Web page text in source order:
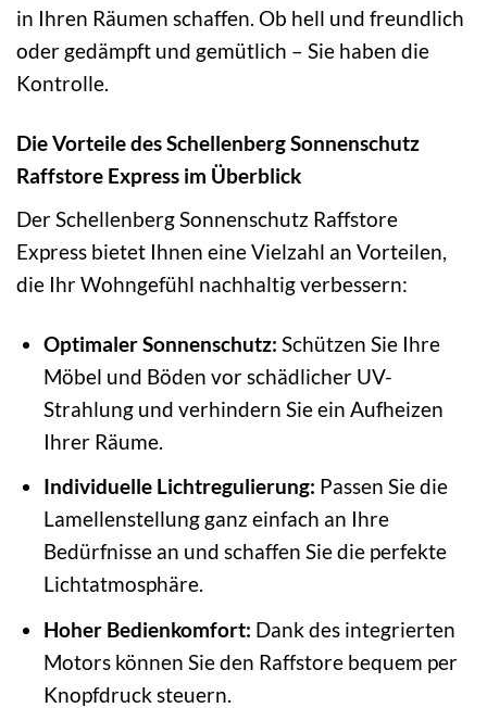
in Ihren Räumen schaffen. Ob hell und freundlich
oder gedämpft und gemütlich – Sie haben die
Kontrolle.
Die Vorteile des Schellenberg Sonnenschutz
Raffstore Express im Überblick
Der Schellenberg Sonnenschutz Raffstore
Express bietet Ihnen eine Vielzahl an Vorteilen,
die Ihr Wohngefühl nachhaltig verbessern:
Optimaler Sonnenschutz: Schützen Sie Ihre
Möbel und Böden vor schädlicher UV-
Strahlung und verhindern Sie ein Aufheizen
Ihrer Räume.
Individuelle Lichtregulierung: Passen Sie die
Lamellenstellung ganz einfach an Ihre
Bedürfnisse an und schaffen Sie die perfekte
Lichtatmosphäre.
Hoher Bedienkomfort: Dank des integrierten
Motors können Sie den Raffstore bequem per
Knopfdruck steuern.